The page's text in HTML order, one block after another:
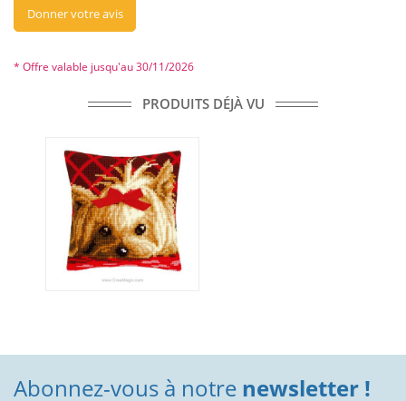
Donner votre avis
* Offre valable jusqu'au 30/11/2026
PRODUITS DÉJÀ VU
Abonnez-vous à notre newsletter !